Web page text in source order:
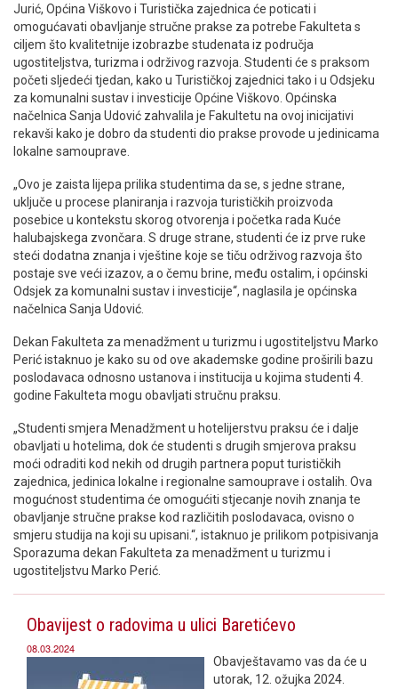
Jurić, Općina Viškovo i Turistička zajednica će poticati i
omogućavati obavljanje stručne prakse za potrebe Fakulteta s
ciljem što kvalitetnije izobrazbe studenata iz područja
ugostiteljstva, turizma i održivog razvoja. Studenti će s praksom
početi sljedeći tjedan, kako u Turističkoj zajednici tako i u Odsjeku
za komunalni sustav i investicije Općine Viškovo. Općinska
načelnica Sanja Udović zahvalila je Fakultetu na ovoj inicijativi
rekavši kako je dobro da studenti dio prakse provode u jedinicama
lokalne samouprave.
„Ovo je zaista lijepa prilika studentima da se, s jedne strane,
uključe u procese planiranja i razvoja turističkih proizvoda
posebice u kontekstu skorog otvorenja i početka rada Kuće
halubajskega zvončara. S druge strane, studenti će iz prve ruke
steći dodatna znanja i vještine koje se tiču održivog razvoja što
postaje sve veći izazov, a o čemu brine, među ostalim, i općinski
Odsjek za komunalni sustav i investicije“, naglasila je općinska
načelnica Sanja Udović.
Dekan Fakulteta za menadžment u turizmu i ugostiteljstvu Marko
Perić istaknuo je kako su od ove akademske godine proširili bazu
poslodavaca odnosno ustanova i institucija u kojima studenti 4.
godine Fakulteta mogu obavljati stručnu praksu.
„Studenti smjera Menadžment u hotelijerstvu praksu će i dalje
obavljati u hotelima, dok će studenti s drugih smjerova praksu
moći odraditi kod nekih od drugih partnera poput turističkih
zajednica, jedinica lokalne i regionalne samouprave i ostalih. Ova
mogućnost studentima će omogućiti stjecanje novih znanja te
obavljanje stručne prakse kod različitih poslodavaca, ovisno o
smjeru studija na koji su upisani.“, istaknuo je prilikom potpisivanja
Sporazuma dekan Fakulteta za menadžment u turizmu i
ugostiteljstvu Marko Perić.
Obavijest o radovima u ulici Baretićevo
08.03.2024
Obavještavamo vas da će u
utorak, 12. ožujka 2024.